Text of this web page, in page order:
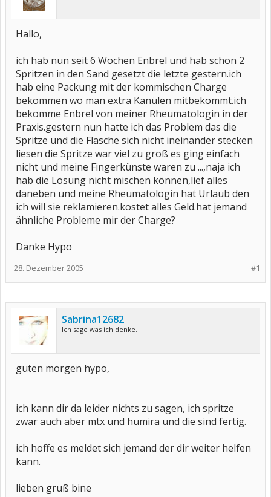
Hallo,
ich hab nun seit 6 Wochen Enbrel und hab schon 2
Spritzen in den Sand gesetzt die letzte gestern.ich
hab eine Packung mit der kommischen Charge
bekommen wo man extra Kanülen mitbekommt.ich
bekomme Enbrel von meiner Rheumatologin in der
Praxis.gestern nun hatte ich das Problem das die
Spritze und die Flasche sich nicht ineinander stecken
liesen die Spritze war viel zu groß es ging einfach
nicht und meine Fingerkünste waren zu ...,naja ich
hab die Lösung nicht mischen können,lief alles
daneben und meine Rheumatologin hat Urlaub den
ich will sie reklamieren.kostet alles Geld.hat jemand
ähnliche Probleme mir der Charge?
Danke Hypo
#1
28. Dezember 2005
Sabrina12682
Ich sage was ich denke.
guten morgen hypo,
ich kann dir da leider nichts zu sagen, ich spritze
zwar auch aber mtx und humira und die sind fertig.
ich hoffe es meldet sich jemand der dir weiter helfen
kann.
lieben gruß bine